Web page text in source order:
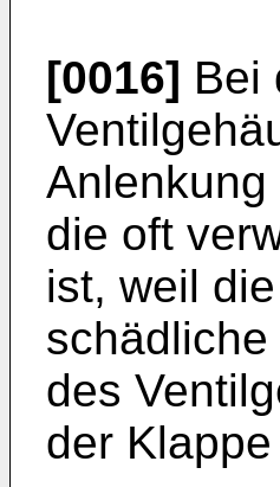
[0016] Bei
die oft
ist, weil
des
der